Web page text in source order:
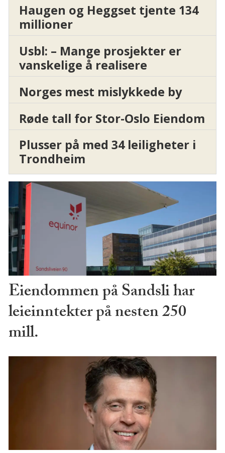
Haugen og Heggset tjente 134
millioner
Usbl: – Mange prosjekter er
vanskelige å realisere
Norges mest mislykkede by
Røde tall for Stor-Oslo Eiendom
Plusser på med 34 leiligheter i
Trondheim
Eiendommen på Sandsli har
leieinntekter på nesten 250
mill.